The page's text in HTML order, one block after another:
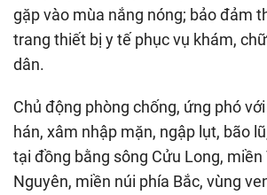
gặp vào mùa nắng nóng; bảo đảm
trang thiết bị y tế phục vụ khám,
dân.
Chủ động phòng chống, ứng phó
hán, xâm nhập mặn, ngập lụt, bão
tại đồng bằng sông Cửu Long, miền
Nguyên, miền núi phía Bắc, vùng